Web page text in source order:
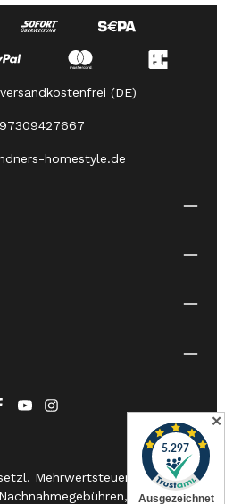
(DE)
homestyle.de
Mehrwertsteuer zzgl.
wenn nicht
✕